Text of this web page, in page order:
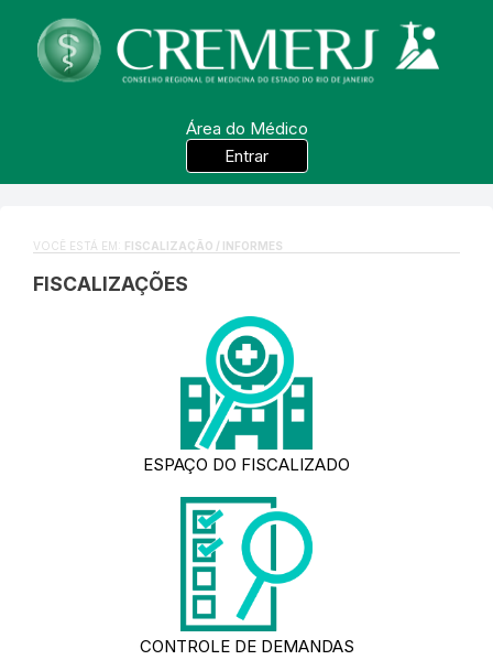
Área do Médico
Entrar
VOCÊ ESTÁ EM: FISCALIZAÇÃO / INFORMES
FISCALIZAÇÕES
ESPAÇO DO FISCALIZADO
CONTROLE DE DEMANDAS